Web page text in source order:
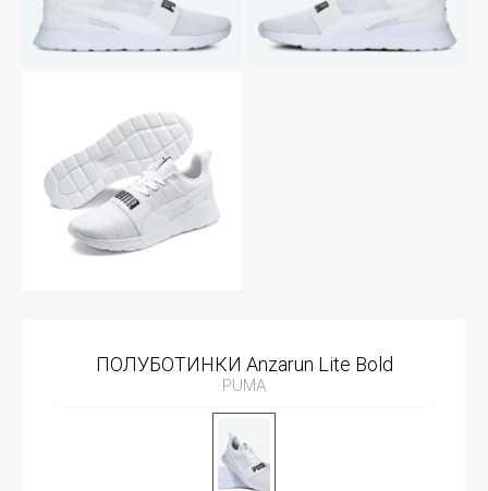
ПОЛУБОТИНКИ Anzarun Lite Bold
PUMA